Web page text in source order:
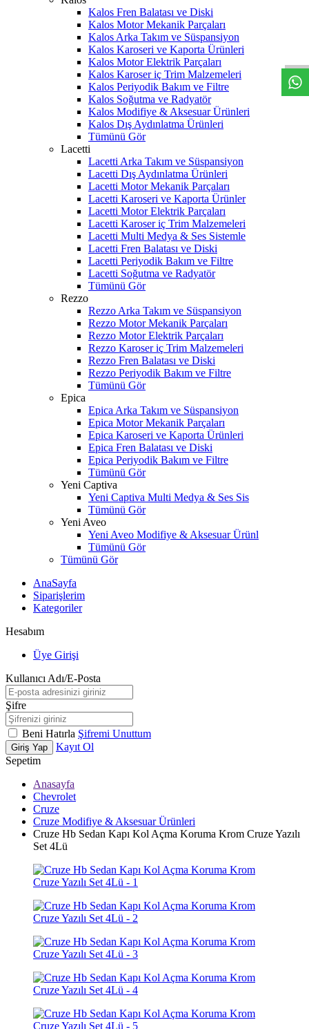
Kalos Fren Balatası ve Diski
Kalos Motor Mekanik Parçaları
Kalos Arka Takım ve Süspansiyon
Kalos Karoseri ve Kaporta Ürünleri
Kalos Motor Elektrik Parçaları
Kalos Karoser iç Trim Malzemeleri
Kalos Periyodik Bakım ve Filtre
Kalos Soğutma ve Radyatör
Kalos Modifiye & Aksesuar Ürünleri
Kalos Dış Aydınlatma Ürünleri
Tümünü Gör
Lacetti
Lacetti Arka Takım ve Süspansiyon
Lacetti Dış Aydınlatma Ürünleri
Lacetti Motor Mekanik Parçaları
Lacetti Karoseri ve Kaporta Ürünler
Lacetti Motor Elektrik Parçaları
Lacetti Karoser iç Trim Malzemeleri
Lacetti Multi Medya & Ses Sistemle
Lacetti Fren Balatası ve Diski
Lacetti Periyodik Bakım ve Filtre
Lacetti Soğutma ve Radyatör
Tümünü Gör
Rezzo
Rezzo Arka Takım ve Süspansiyon
Rezzo Motor Mekanik Parçaları
Rezzo Motor Elektrik Parçaları
Rezzo Karoser iç Trim Malzemeleri
Rezzo Fren Balatası ve Diski
Rezzo Periyodik Bakım ve Filtre
Tümünü Gör
Epica
Epica Arka Takım ve Süspansiyon
Epica Motor Mekanik Parçaları
Epica Karoseri ve Kaporta Ürünleri
Epica Fren Balatası ve Diski
Epica Periyodik Bakım ve Filtre
Tümünü Gör
Yeni Captiva
Yeni Captiva Multi Medya & Ses Sis
Tümünü Gör
Yeni Aveo
Yeni Aveo Modifiye & Aksesuar Ürünl
Tümünü Gör
Tümünü Gör
AnaSayfa
Siparişlerim
Kategoriler
Hesabım
Üye Girişi
Kullanıcı Adı/E-Posta
Şifre
Beni Hatırla Şifremi Unuttum
Giriş Yap
Kayıt Ol
Sepetim
Anasayfa
Chevrolet
Cruze
Cruze Modifiye & Aksesuar Ürünleri
Cruze Hb Sedan Kapı Kol Açma Koruma Krom Cruze Yazılı
Set 4Lü